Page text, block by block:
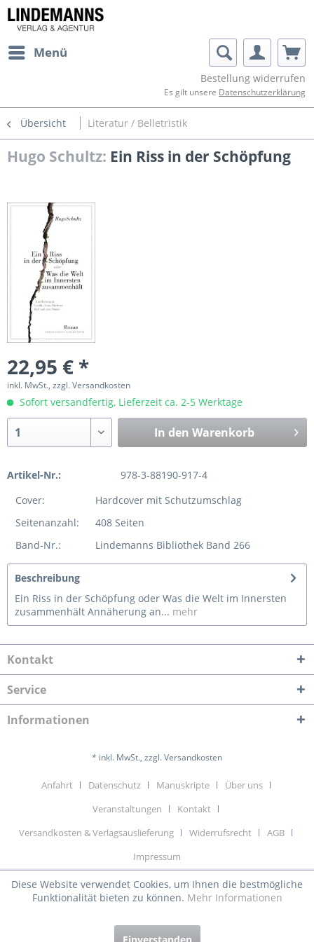
Menü
Bestellung widerrufen
Es gilt unsere Datenschutzerklärung
Übersicht Literatur / Belletristik
Hugo Schultz: Ein Riss in der Schöpfung
22,95 € *
inkl. MwSt., zzgl. Versandkosten
Sofort versandfertig, Lieferzeit ca. 2-5 Werktage
In den Warenkorb
Artikel-Nr.:
978-3-88190-917-4
Cover:
Hardcover mit Schutzumschlag
Seitenanzahl:
408 Seiten
Band-Nr.:
Lindemanns Bibliothek Band 266
Beschreibung
Ein Riss in der Schöpfung oder Was die Welt im Innersten
zusammenhält Annäherung an... mehr
Kontakt
Service
Informationen
* inkl. MwSt., zzgl. Versandkosten
Anfahrt Datenschutz Manuskripte
Über uns
Veranstaltungen
Kontakt
Versandkosten & Verlagsauslieferung
Widerrufsrecht
AGB
Impressum
Diese Website verwendet Cookies, um Ihnen die bestmögliche
Funktionalität bieten zu können. Mehr Informationen